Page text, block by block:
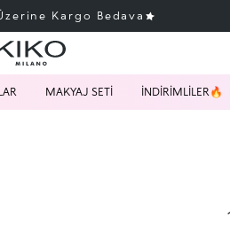
Kargo Bedava
MAKYAJ SETİ İNDİRİMLİLER🔥